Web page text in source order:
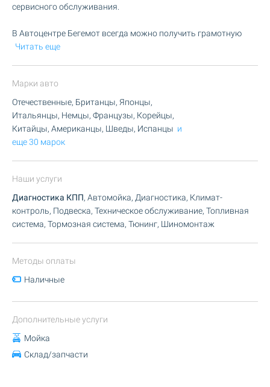
сервисного обслуживания.
В Автоцентре Бегемот всегда можно получить грамотную
Читать еще
Марки авто
Отечественные, Британцы, Японцы,
Итальянцы, Немцы, Французы, Корейцы,
Китайцы, Американцы, Шведы, Испанцы и
еще 30 марок
Наши услуги
Диагностика КПП, Автомойка, Диагностика, Климат-
контроль, Подвеска, Техническое обслуживание, Топливная
система, Тормозная система, Тюнинг, Шиномонтаж
Методы оплаты
Наличные
Дополнительные услуги
Мойка
Склад/запчасти